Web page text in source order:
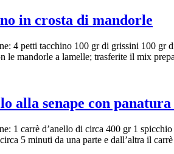
in crosta di mandorle
4 petti tacchino 100 gr di grissini 100 gr
le mandorle a lamelle; trasferite il mix
alla senape con
1 carrè d’anello di circa 400 gr 1
5 minuti da una parte e dall’altra il